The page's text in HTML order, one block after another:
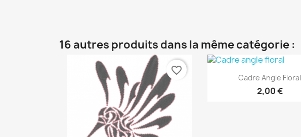
16 autres produits dans la même catégorie :
favorite_border Aperçu rapide
Cadre Angle Floral
2,00 €